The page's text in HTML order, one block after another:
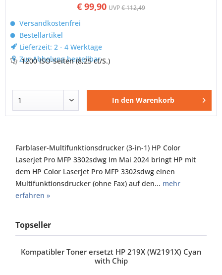
€ 99,90 UVP€ 112,49
Versandkostenfrei
Bestellartikel
Lieferzeit: 2 - 4 Werktage
Zur Abholung bestellbar
1200 ISO-Seiten(8,25 ct/S.)
In den Warenkorb
Farblaser-Multifunktionsdrucker (3-in-1) HP Color
Laserjet Pro MFP 3302sdwg Im Mai 2024 bringt HP mit
dem HP Color Laserjet Pro MFP 3302sdwg einen
Multifunktionsdrucker (ohne Fax) auf den... mehr
erfahren »
Topseller
Kompatibler Toner ersetzt HP 219X (W2191X) Cyan
with Chip